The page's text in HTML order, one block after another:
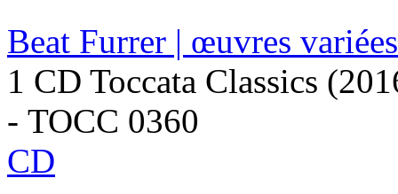
Beat Furrer | œuvres variées
1 CD Toccata Classics
- TOCC 0360
CD